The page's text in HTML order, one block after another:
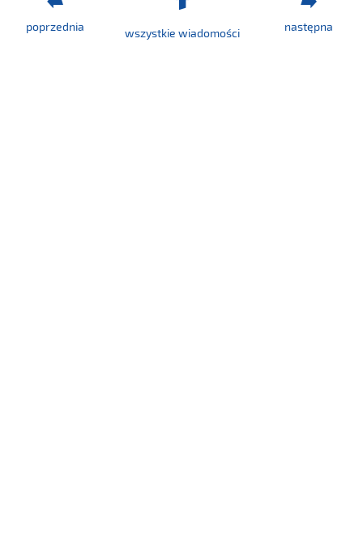
poprzednia wszystkie wiadomości następna